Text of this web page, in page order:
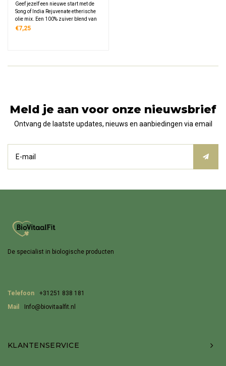
Geef jezelf een nieuwe start met de
Song of India Rejuvenate etherische
olie mix. Een 100% zuiver blend van
mandarijn, gember en vanille dat je
€7,25
Meld je aan voor onze nieuwsbrief
Ontvang de laatste updates, nieuws en aanbiedingen via email
De specialist in biologische producten
Telefoon
+31251 838 181
Mail
Info@biovitaalfit.nl
KLANTENSERVICE